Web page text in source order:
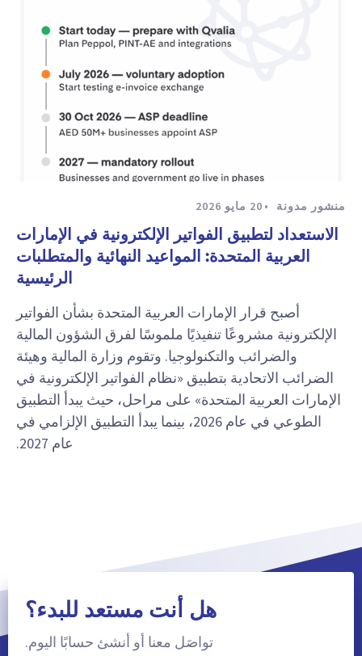
منشور مدونة 20 مايو 2026
الاستعداد لتطبيق الفواتير الإلكترونية في الإمارات
العربية المتحدة: المواعيد النهائية والمتطلبات
الرئيسية
أصبح قرار الإمارات العربية المتحدة بشأن الفواتير
الإلكترونية مشروعًا تنفيذيًا ملموسًا لفرق الشؤون المالية
والضرائب والتكنولوجيا. وتقوم وزارة المالية وهيئة
الضرائب الاتحادية بتطبيق «نظام الفواتير الإلكترونية في
الإمارات العربية المتحدة» على مراحل، حيث يبدأ التطبيق
الطوعي في عام 2026، بينما يبدأ التطبيق الإلزامي في
عام 2027.
هل أنت مستعد للبدء؟
تواصَل معنا أو أنشئ حسابًا اليوم.